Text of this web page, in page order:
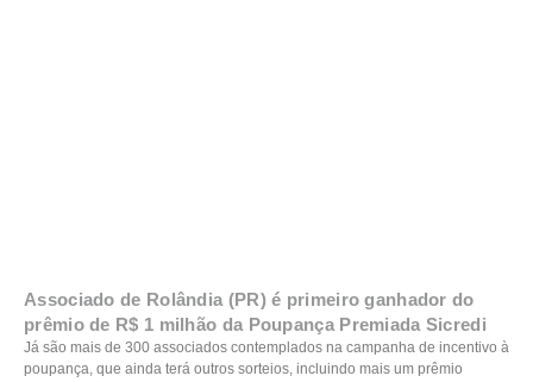
Associado de Rolândia (PR) é primeiro ganhador do
prêmio de R$ 1 milhão da Poupança Premiada Sicredi
Já são mais de 300 associados contemplados na campanha de incentivo à
poupança, que ainda terá outros sorteios, incluindo mais um prêmio